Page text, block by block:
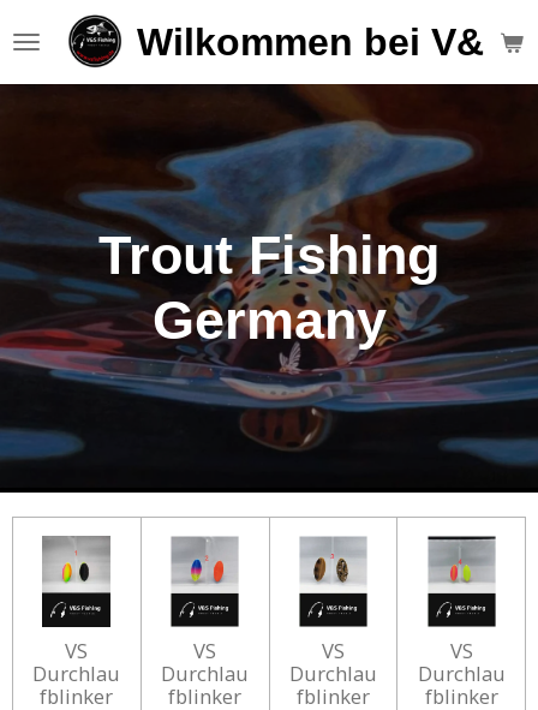
Hauptinhalt
Wilkommen bei V&S
Trout Fishing
Germany
VS
Durchlau
fblinker
VS
Durchlau
fblinker
VS
Durchlau
fblinker
VS
Durchlau
fblinker